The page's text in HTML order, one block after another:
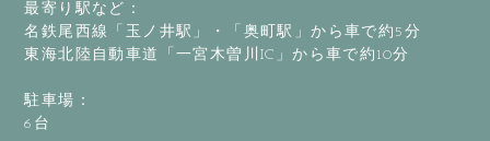
最寄り駅など：
名鉄尾西線「玉ノ井駅」・「奥町駅」から車で約5分
東海北陸自動車道「一宮木曽川IC」から車で約10分
駐車場：
6台